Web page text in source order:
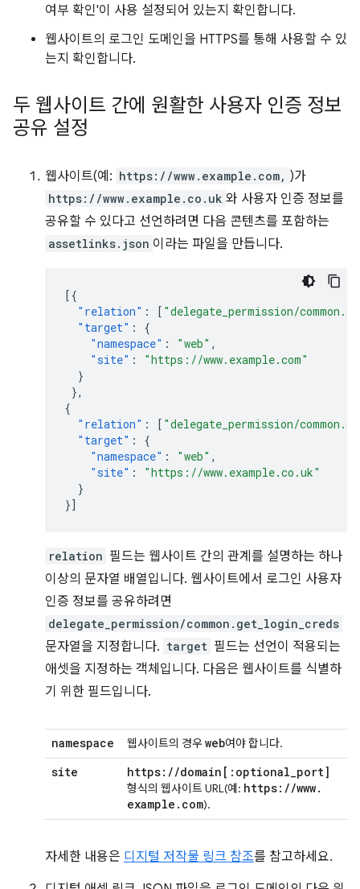
여부 확인'이 사용 설정되어 있는지 확인합니다.
웹사이트의 로그인 도메인을 HTTPS를 통해 사용할 수 있
는지 확인합니다.
두 웹사이트 간에 원활한 사용자 인증 정보
공유 설정
웹사이트(예: https://www.example.com, )가
https://www.example.co.uk 와 사용자 인증 정보를
공유할 수 있다고 선언하려면 다음 콘텐츠를 포함하는
assetlinks.json 이라는 파일을 만듭니다.
[{
"relation" : [ "delegate_permission/
"target" :
{
"namespace" : "web" ,
"site" :
"https://www.example.com"
}
},
{
"relation" : [ "delegate_permission/
"target" :
{
"namespace" : "web" ,
"site" :
"https://www.example.co.uk"
}
}]
relation 필드는 웹사이트 간의 관계를 설명하는 하나
이상의 문자열 배열입니다. 웹사이트에서 로그인 사용자
인증 정보를 공유하려면
delegate_permission/common.get_login_creds
문자열을 지정합니다. target 필드는 선언이 적용되는
애셋을 지정하는 객체입니다. 다음은 웹사이트를 식별하
기 위한 필드입니다.
namespace 웹사이트의 경우web여야 합니다.
site https: //domain [: optional_port]
형식의 웹사이트 URL(예: https: //www.
example . com).
자세한 내용은 디지털 저작물 링크 참조를 참고하세요.